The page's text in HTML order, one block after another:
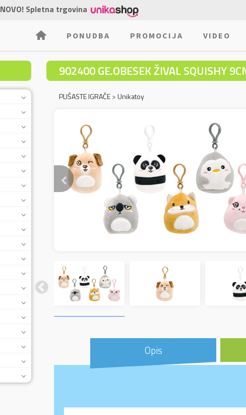
NOVO! Spletna trgovina
PONUDBA PROMOCIJA VIDEO
902400 GE.OBESEK ŽIVAL SQUISHY
PLIŠASTE IGRAČE>Unikatoy
Opis